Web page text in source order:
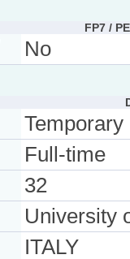
FP7 /
No
Temporary
Full-time
32
University
ITALY